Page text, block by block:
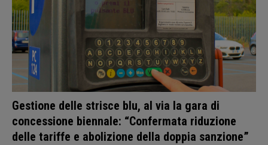
Gestione delle strisce blu, al via la gara di
concessione biennale: “Confermata riduzione
delle tariffe e abolizione della doppia sanzione”